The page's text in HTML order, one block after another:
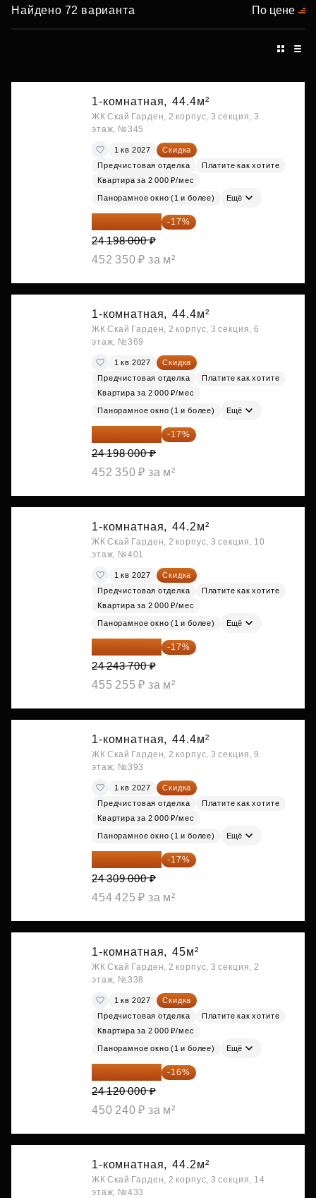
Найдено 72 варианта По цене
1-комнатная, 44.4м²
ЖК Скай Гарден, 2 корпус, 3 секция, 3
этаж, №345
1 кв 2027
Скидка
Предчистовая отделка
Платите как хотите
Квартира за 2 000 ₽/мес
Панорамное окно (1 и более) Ещё
20 084 340 ₽ -17%
24 198 000 ₽
452 350 ₽ за м²
1-комнатная, 44.4м²
ЖК Скай Гарден, 2 корпус, 3 секция, 6
этаж, №369
1 кв 2027
Скидка
Предчистовая отделка
Платите как хотите
Квартира за 2 000 ₽/мес
Панорамное окно (1 и более) Ещё
20 084 340 ₽ -17%
24 198 000 ₽
452 350 ₽ за м²
1-комнатная, 44.2м²
ЖК Скай Гарден, 2 корпус, 3 секция, 10
этаж, №401
1 кв 2027
Скидка
Предчистовая отделка
Платите как хотите
Квартира за 2 000 ₽/мес
Панорамное окно (1 и более) Ещё
20 122 271 ₽ -17%
24 243 700 ₽
455 255 ₽ за м²
1-комнатная, 44.4м²
ЖК Скай Гарден, 2 корпус, 3 секция, 9
этаж, №393
1 кв 2027
Скидка
Предчистовая отделка
Платите как хотите
Квартира за 2 000 ₽/мес
Панорамное окно (1 и более) Ещё
20 176 470 ₽ -17%
24 309 000 ₽
454 425 ₽ за м²
1-комнатная, 45м²
ЖК Скай Гарден, 2 корпус, 3 секция, 2
этаж, №338
1 кв 2027
Скидка
Предчистовая отделка
Платите как хотите
Квартира за 2 000 ₽/мес
Панорамное окно (1 и более) Ещё
20 260 800 ₽ -16%
24 120 000 ₽
450 240 ₽ за м²
1-комнатная, 44.2м²
ЖК Скай Гарден, 2 корпус, 3 секция, 14
этаж, №433